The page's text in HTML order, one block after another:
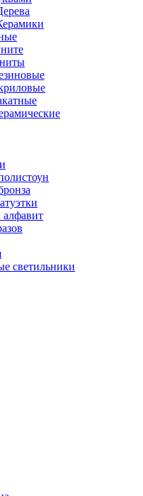
светильники